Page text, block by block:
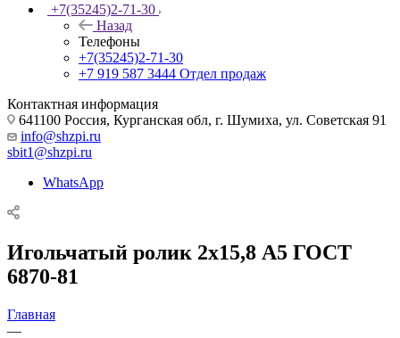
+7(35245)2-71-30
Назад
Телефоны
+7(35245)2-71-30
+7 919 587 3444 Отдел продаж
Контактная информация
641100 Россия, Курганская обл, г. Шумиха, ул. Советская 91
info@shzpi.ru
sbit1@shzpi.ru
WhatsApp
Игольчатый ролик 2х15,8 А5 ГОСТ
6870-81
Главная
—